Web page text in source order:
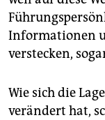
Informationen
verstecken,
Wie sich die
verändert hat,